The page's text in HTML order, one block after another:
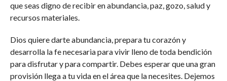
que seas digno de recibir en abundancia, paz, gozo, salud y
recursos materiales.
Dios quiere darte abundancia, prepara tu corazón y
desarrolla la fe necesaria para vivir lleno de toda bendición
para disfrutar y para compartir. Debes esperar que una gran
provisión llega a tu vida en el área que la necesites. Dejemos